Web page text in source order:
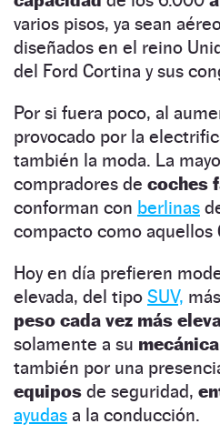
varios pisos, ya sean
diseñados en el reino
del Ford Cortina y sus
Por si fuera poco, al
provocado por la
también la moda. La
compradores de coches
conforman con berlinas
compacto como aquellos
Hoy en día prefieren
elevada, del tipo SUV,
peso cada vez más
solamente a su mecánica
también por una
equipos de seguridad,
ayudas a la conducción.